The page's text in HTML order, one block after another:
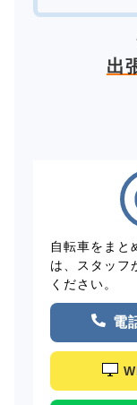
出
自転車をまと
は、スタッフ
ください。
電